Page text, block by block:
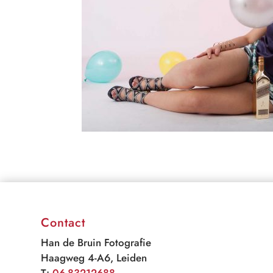
Contact
Han de Bruin Fotografie
Haagweg 4-A6, Leiden